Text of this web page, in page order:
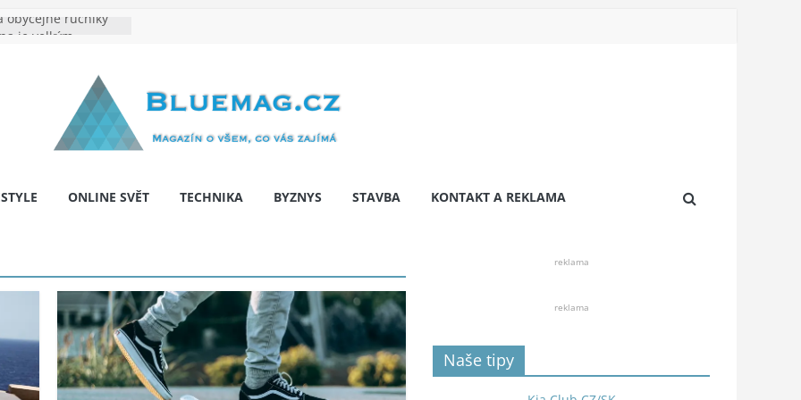
obyčejné ručníky
Na co myslet, aby
pár let nepřekvapila
bariér: když auto
ONLINE SVĚT TECHNIKA BYZNYS STAVBA KONTAKT A REKLAMA
reklama
reklama
Naše tipy